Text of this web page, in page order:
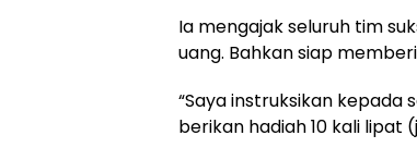
Ia mengajak seluruh tim
uang. Bahkan siap
“Saya instruksikan kepada
berikan hadiah 10 kali lipat